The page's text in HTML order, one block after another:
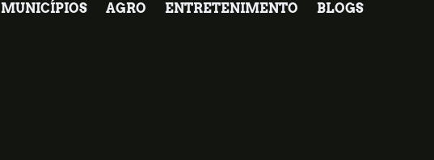
MUNICÍPIOS AGRO ENTRETENIMENTO BLOGS